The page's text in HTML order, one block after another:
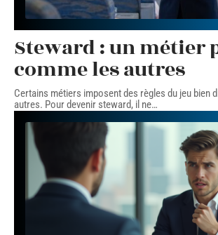
Steward : un métier
comme les autres
Certains métiers imposent des règles du jeu bien
autres. Pour devenir steward, il ne…